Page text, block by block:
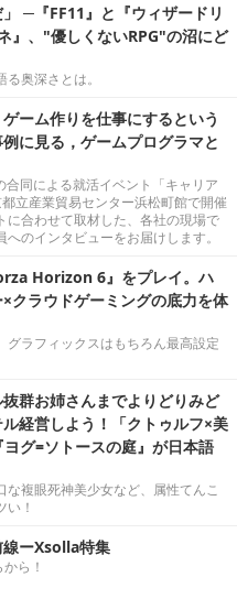
」 ─『FF11』と『ウィザードリ
』、"優しくないRPG"の沼にど
奥深さとは。
ゲーム作りを仕事にするという
に見る，ゲームプログラマと
同による就活イベント「キャリア
立産業貿易センター浜松町館で開催
に合わせて取材した、各社の現場で
のインタビューをお届けします。
Horizon 6』をプレイ。ハ
クラウドゲーミングの底力を体
グラフィックスはもちろん最高設定
群お姉さんまでよりどりみど
経営しよう！「クトゥルフ×美
グ=ソトースの庭』が日本語
な複眼死神美少女など、属性てんこ
い！
ーXsolla特集
ら！